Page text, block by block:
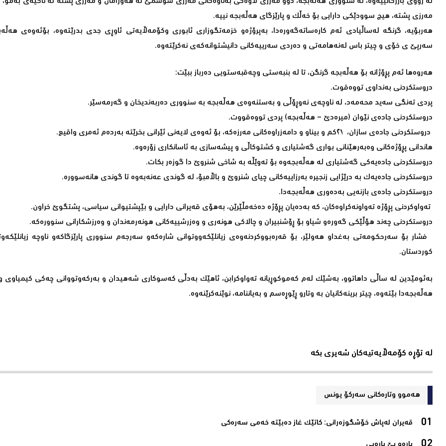
مەرزی پشتە، هیچ سوودێکی دارایی بۆ خەڵک و پارێزگای هەڵەبجە نییە.
هەربۆیە، گرنگە لەساڵیادی ئەم کارەساتەگەورەدا، بەپرۆژەو خزمەتگوزاری ئابوری وکۆمەڵایەتی ئاوڕی جدی بدرێتەوە، بۆئەوەی
سەرپێ ی خۆی و چیتر باس لەنەهامەتی و دەردی سەرییەکانی دانیشتوانەکەی نەکرێتەوە.
هەروەها ئەم پڕۆژانە بۆ هەڵەبجە گرنگن، تا لە بنبەستی وچەقبەستویی دەرباز ببێت:
دروستکردنی بەنداوی تووەقوت.
پردی تەنگی سەید محەمەد، لە ناوچەی نەوڕۆڵی و بەستنەوەی هەڵەبجە بە سنووری دەربەندیخان و گەرمەسێر.
دروستکردنی جادەی نێوان (میرەدێ – هەڵەبجە) پردی تووەقووت.
دروستکردنی جادەی سازان، ٢١کم و بیناو و دامەزراوەکانی مەرزەکە، بۆ ئەوەی لایەنی ئێرانی بخرێتە بەردەم ئەمری واقیع.
هاندانی پڕۆژەکانی وەبەرهێنانی بواری گەشتیاری و کشتوکاڵی و پیشەسازی بە ئاسانکاری زۆرەوە.
دروستکردنی جادەیەکی گەشتیاری لە هەڵەبجەوە بۆ تەوێڵە بە شاخی شنروێ دا گوزەر بکات.
دروستکردنی جادەیەک بە درێژایی زنجیرە بەرزاییەکانی چیای شنروێ و باڵامبۆ، لە گوندی عەنەبەوە تا گوندی هانەسوورە.
دروستکردنی جادەی بازنەیی بەدەوری هەڵەبجەدا.
تەواوکردنی پڕۆژە تەواونەکراوەکان، کە بەدەیان پڕۆژە دەخەمڵێرێن، بەهۆی قەیرانی دارایی و بێپشتیوانی سیاسی، پشتگوێ خراون.
دروستکردنی چەند هۆڵێکی گەورەو شیاو بۆ ڕۆشنبیران و چالاکی هونەری و وەزرشییەکانی هونەرمەندان و وەرزشکارانی سنوورەکە.
فشار بۆ سەرحکومەتی بەغداو هەولێر، بۆ قەرەبووکردنەوەی زیانلێکەووتوانی شارەکەو سەرجەم سنووری پارێزگاکەو ناوچە
کوردستان.
بەئومێدین لە ساڵی داهاتوو، بەشێک لەم کەموکوڕیانە تەواوکرابن، ئاهێک بەدڵی کەسوکاری شەهیدان و بەرکەوتووانی چەکی کیمیاوی
هەڵەبجەدا بێتەوە، چیتر برینەکانیان بە وتارو ڕێوڕەسم و بەیاننامە، نوێنەکرێنەوە.
لە تۆڕە کۆمەڵایەتیەکان شەیری بکە
هەموو وتارەکانی سه‌ركۆ یونس
قەیران لەپاش خۆشگوزەرانی: كاتێك غاز دەبێتە خەمی سەرەكی‌